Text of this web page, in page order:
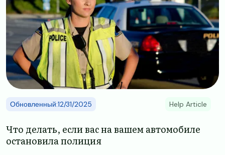
Обновленный:12/31/2025 Help Article
​​Что делать, если вас на вашем автомобиле
остановила полиция​